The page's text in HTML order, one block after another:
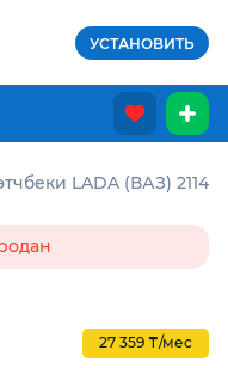
УСТАНОВИТЬ
LADA (ВАЗ) 2114
27 359 ₸/мес